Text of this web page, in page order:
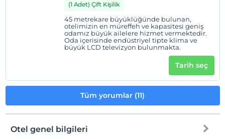
(1 Adet) Çift Kişilik
45 metrekare büyüklüğünde bulunan,
otelimizin en müreffeh ve kapasitesi geniş
odamız büyük ailelere hizmet vermektedir.
Oda içerisinde endüstriyel tipte klima ve
büyük LCD televizyon bulunmakta.
Tarih seç
Tüm yorumlar (11)
Otel genel bilgileri